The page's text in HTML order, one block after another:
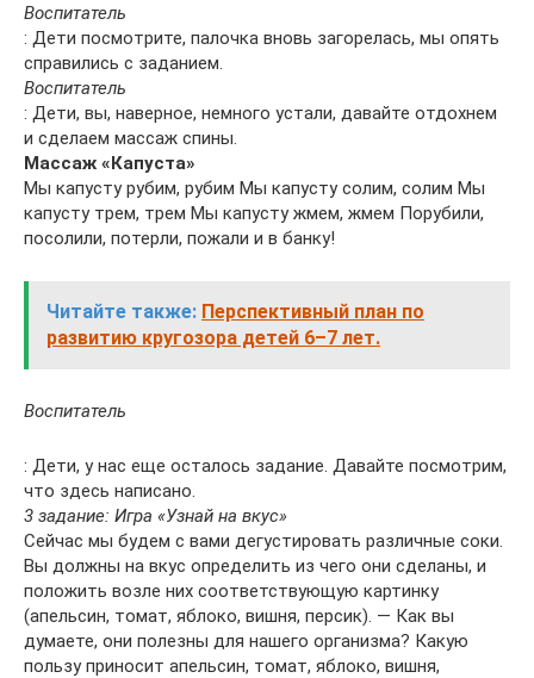
Воспитатель
: Дети посмотрите, палочка вновь загорелась, мы опять
справились с заданием.
Воспитатель
: Дети, вы, наверное, немного устали, давайте отдохнем
и сделаем массаж спины.
Массаж «Капуста»
Мы капусту рубим, рубим Мы капусту солим, солим Мы
капусту трем, трем Мы капусту жмем, жмем Порубили,
посолили, потерли, пожали и в банку!
Читайте также: Перспективный план по
развитию кругозора детей 6–7 лет.
Воспитатель
: Дети, у нас еще осталось задание. Давайте посмотрим,
что здесь написано.
3 задание: Игра «Узнай на вкус»
Сейчас мы будем с вами дегустировать различные соки.
Вы должны на вкус определить из чего они сделаны, и
положить возле них соответствующую картинку
(апельсин, томат, яблоко, вишня, персик). — Как вы
думаете, они полезны для нашего организма? Какую
пользу приносит апельсин, томат, яблоко, вишня,